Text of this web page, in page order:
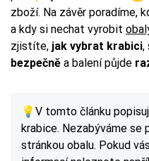
zboží. Na závěr poradíme,
a kdy si nechat vyrobit
zjistíte, jak vybrat krabici,
bezpečně a balení půjde
💡V tomto článku
krabice. Nezabýváme
stránkou obalu. Pokud